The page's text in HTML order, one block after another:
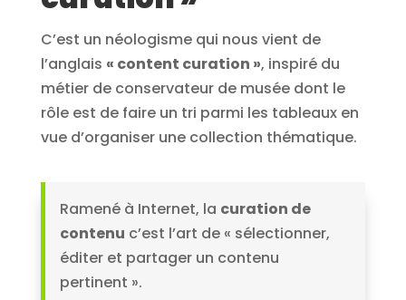
C’est un néologisme qui nous vient de
l’anglais « content curation », inspiré du
métier de conservateur de musée dont le
rôle est de faire un tri parmi les tableaux en
vue d’organiser une collection thématique.
Ramené à Internet, la curation de
contenu c’est l’art de « sélectionner,
éditer et partager un contenu
pertinent ».